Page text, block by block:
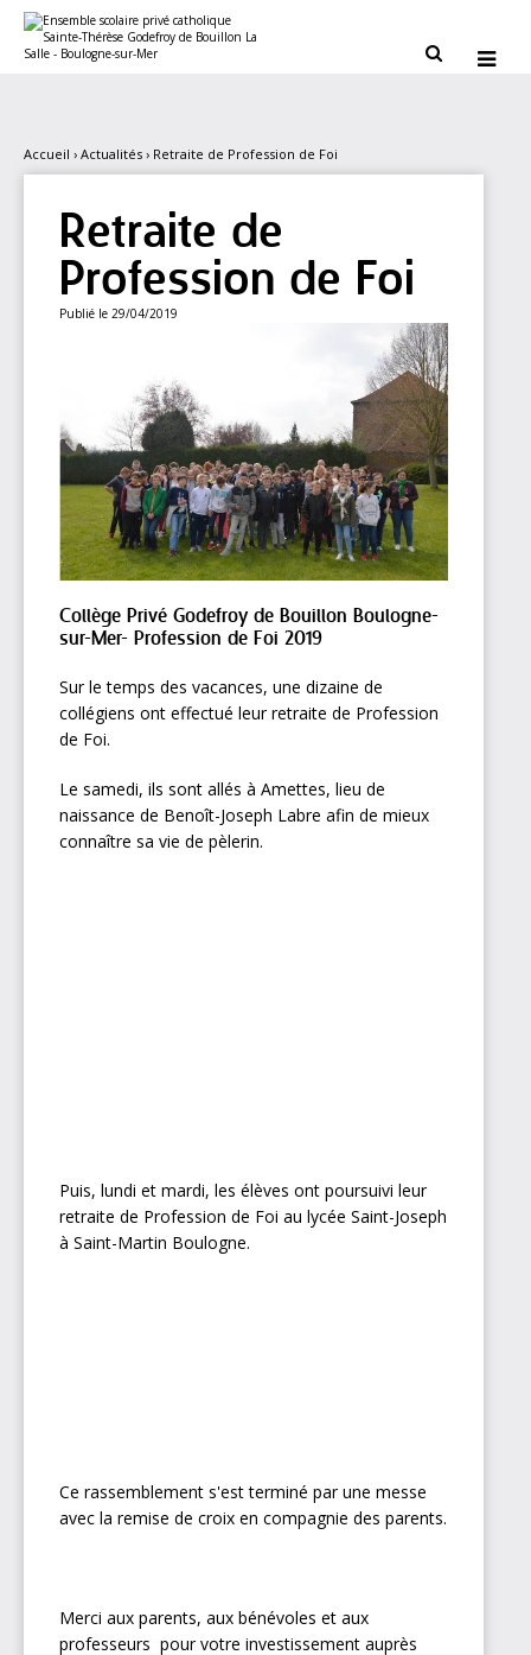
contenu.
personnels
 
Accueil › Actualités › Retraite de Profession de Foi
Retraite de
Profession de Foi
Publié le 29/04/2019
Collège Privé Godefroy de Bouillon Boulogne-
sur-Mer- Profession de Foi 2019
Sur le temps des vacances, une dizaine de
collégiens ont effectué leur retraite de Profession
de Foi.
Le samedi, ils sont allés à Amettes, lieu de
naissance de Benoît-Joseph Labre afin de mieux
connaître sa vie de pèlerin.
Puis, lundi et mardi, les élèves ont poursuivi leur
retraite de Profession de Foi au lycée Saint-Joseph
à Saint-Martin Boulogne.
Ce rassemblement s'est terminé par une messe
avec la remise de croix en compagnie des parents.
Merci aux parents, aux bénévoles et aux
professeurs pour votre investissement auprès